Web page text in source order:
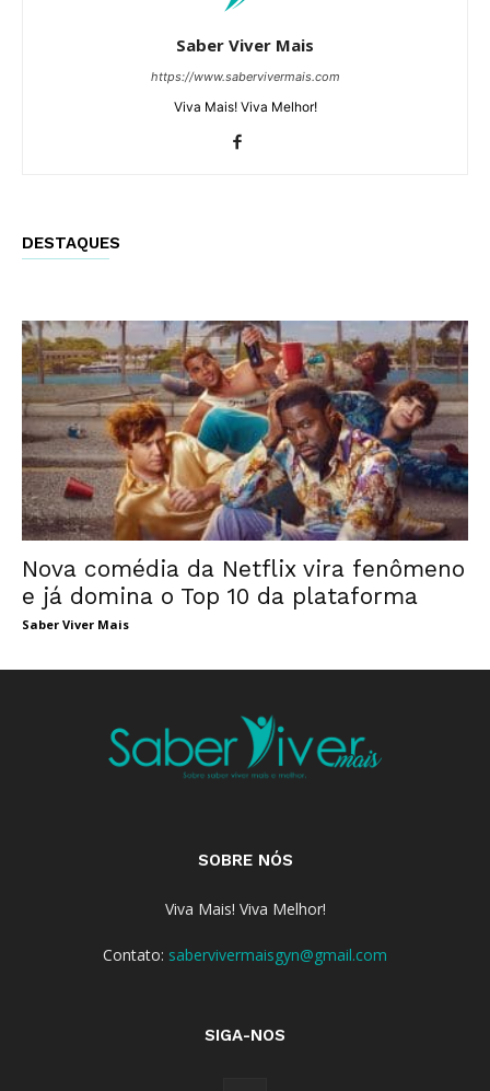
Saber Viver Mais
https://www.sabervivermais.com
Viva Mais! Viva Melhor!
DESTAQUES
Nova comédia da Netflix vira fenômeno
e já domina o Top 10 da plataforma
Saber Viver Mais
SOBRE NÓS
Viva Mais! Viva Melhor!
Contato: sabervivermaisgyn@gmail.com
SIGA-NOS